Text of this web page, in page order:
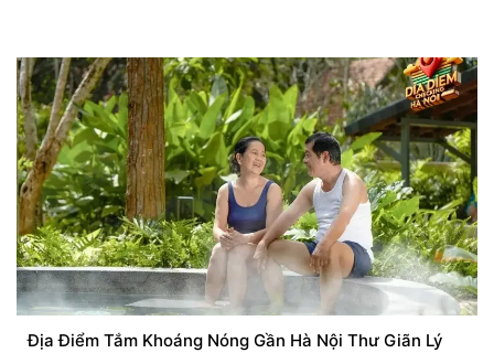
Địa Điểm Tắm Khoáng Nóng Gần Hà Nội Thư Giãn Lý